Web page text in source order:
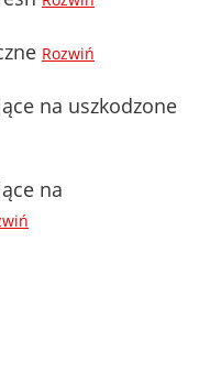
Rozwiń
na uszkodzone
na